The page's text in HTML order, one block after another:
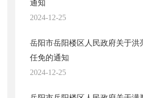
通知
2024-12-25
岳阳市岳阳楼区人民政府关于洪
任免的通知
2024-12-25